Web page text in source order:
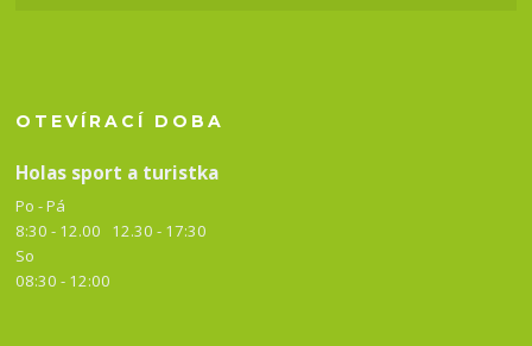
OTEVÍRACÍ DOBA
Holas sport a turistka
Po - Pá
8:30 - 12.00 12.30 - 17:30
So
08:30 - 12:00